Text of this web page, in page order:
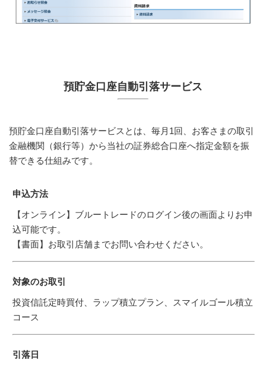
預貯金口座自動引落サービス
預貯金口座自動引落サービスとは、毎月1回、お客さまの取引
金融機関（銀行等）から当社の証券総合口座へ指定金額を振
替できる仕組みです。
申込方法
【オンライン】ブルートレードのログイン後の画面よりお申
込可能です。
【書面】お取引店舗までお問い合わせください。
対象のお取引
投資信託定時買付、ラップ積立プラン、スマイルゴール積立
コース
引落日